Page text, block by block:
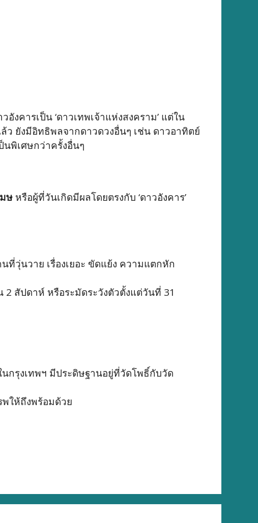
คารเป็น ‘ดาวเทพเจ้าแห่งสงคราม’ แต่ใน
ว ยังมีอิทธิพลจากดาวดวงอื่นๆ เช่น ดาวอาทิตย์
พิเศษกว่าครั้งอื่นๆ
ษ หรือผู้ที่วันเกิดมีผลโดยตรงกับ ‘ดาวอังคาร’
ที่วุ่นวาย เรื่องเยอะ ขัดแย้ง ความแตกหัก
2 สัปดาห์ หรือระมัดระวังตัวตั้งแต่วันที่ 31
นกรุงเทพฯ มีประดิษฐานอยู่ที่วัดโพธิ์กับวัด
ให้ถึงพร้อมด้วย